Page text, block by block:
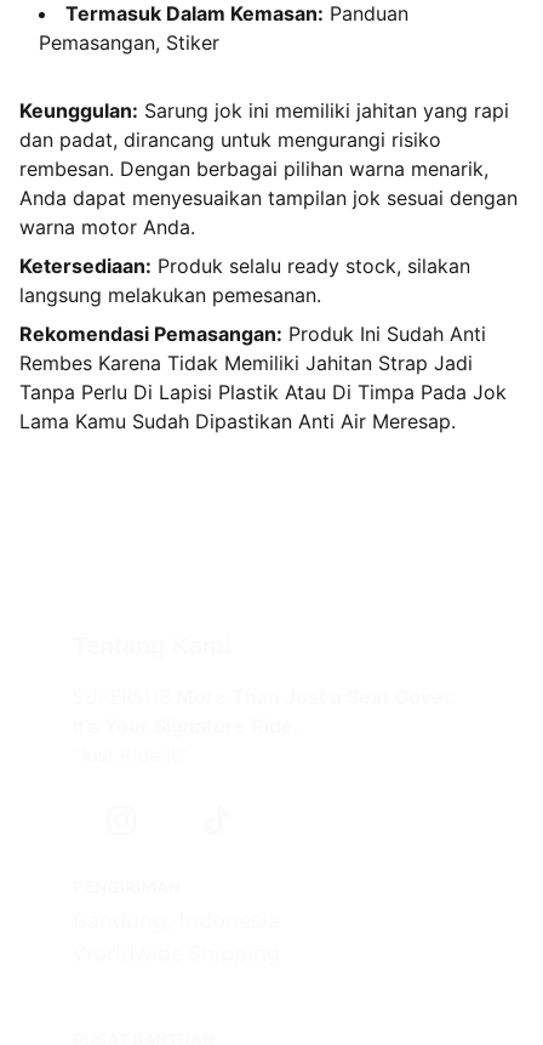
Termasuk Dalam Kemasan: Panduan
Pemasangan, Stiker
Keunggulan: Sarung jok ini memiliki jahitan yang rapi
dan padat, dirancang untuk mengurangi risiko
rembesan. Dengan berbagai pilihan warna menarik,
Anda dapat menyesuaikan tampilan jok sesuai dengan
warna motor Anda.
Ketersediaan: Produk selalu ready stock, silakan
langsung melakukan pemesanan.
Rekomendasi Pemasangan: Produk Ini Sudah Anti
Rembes Karena Tidak Memiliki Jahitan Strap Jadi
Tanpa Perlu Di Lapisi Plastik Atau Di Timpa Pada Jok
Lama Kamu Sudah Dipastikan Anti Air Meresap.